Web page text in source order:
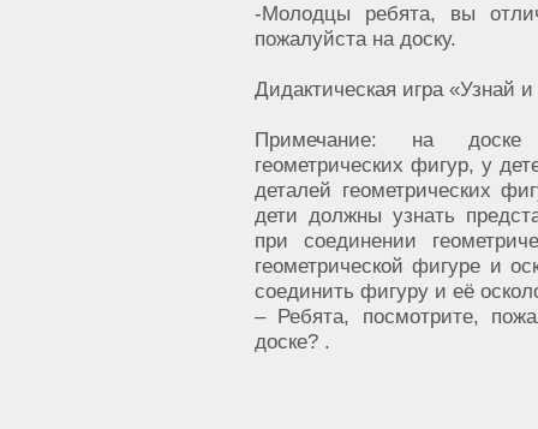
-Молодцы ребята, вы
пожалуйста на доску.
Дидактическая игра «Узнай
Примечание: на доске
геометрических фигур, у
деталей геометрических
дети должны узнать
при соединении
геометрической фигуре и
соединить фигуру и её
– Ребята, посмотрите,
доске? .